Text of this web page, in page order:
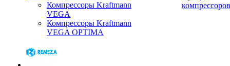
Компрессоры Kraftmann
VEGA
Компрессоры Kraftmann
VEGA OPTIMA
компрессоров